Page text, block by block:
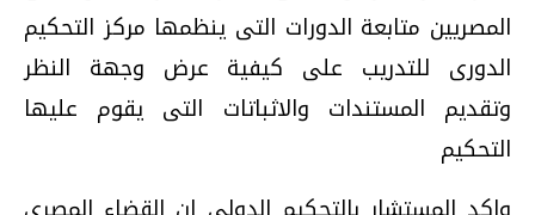
المصريين متابعة الدورات التى ينظمها مركز التحكيم
الدورى للتدريب على كيفية عرض وجهة النظر
وتقديم المستندات والاثباتات التى يقوم عليها
التحكيم